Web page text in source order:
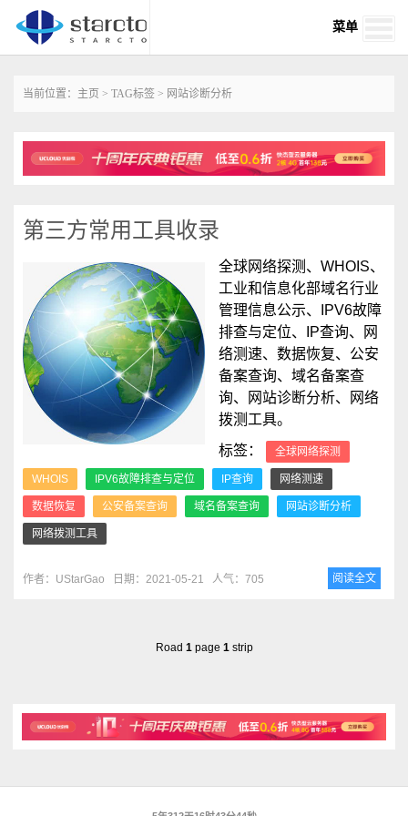
菜单
当前位置： 主页 > TAG标签 > 网站诊断分析
第三方常用工具收录
全球网络探测、WHOIS、
工业和信息化部域名行业
管理信息公示、IPV6故障
排查与定位、IP查询、网
络测速、数据恢复、公安
备案查询、域名备案查
询、网站诊断分析、网络
拨测工具。
标签：
全球网络探测
WHOIS IPV6故障排查与定位 IP查询 网络测速
数据恢复 公安备案查询 域名备案查询 网站诊断分析
网络拨测工具
作者：UStarGao 日期：2021-05-21 人气：705 阅读全文
Road 1page 1strip